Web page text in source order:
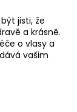
jisti, že
a krásně.
o vlasy a
vašim